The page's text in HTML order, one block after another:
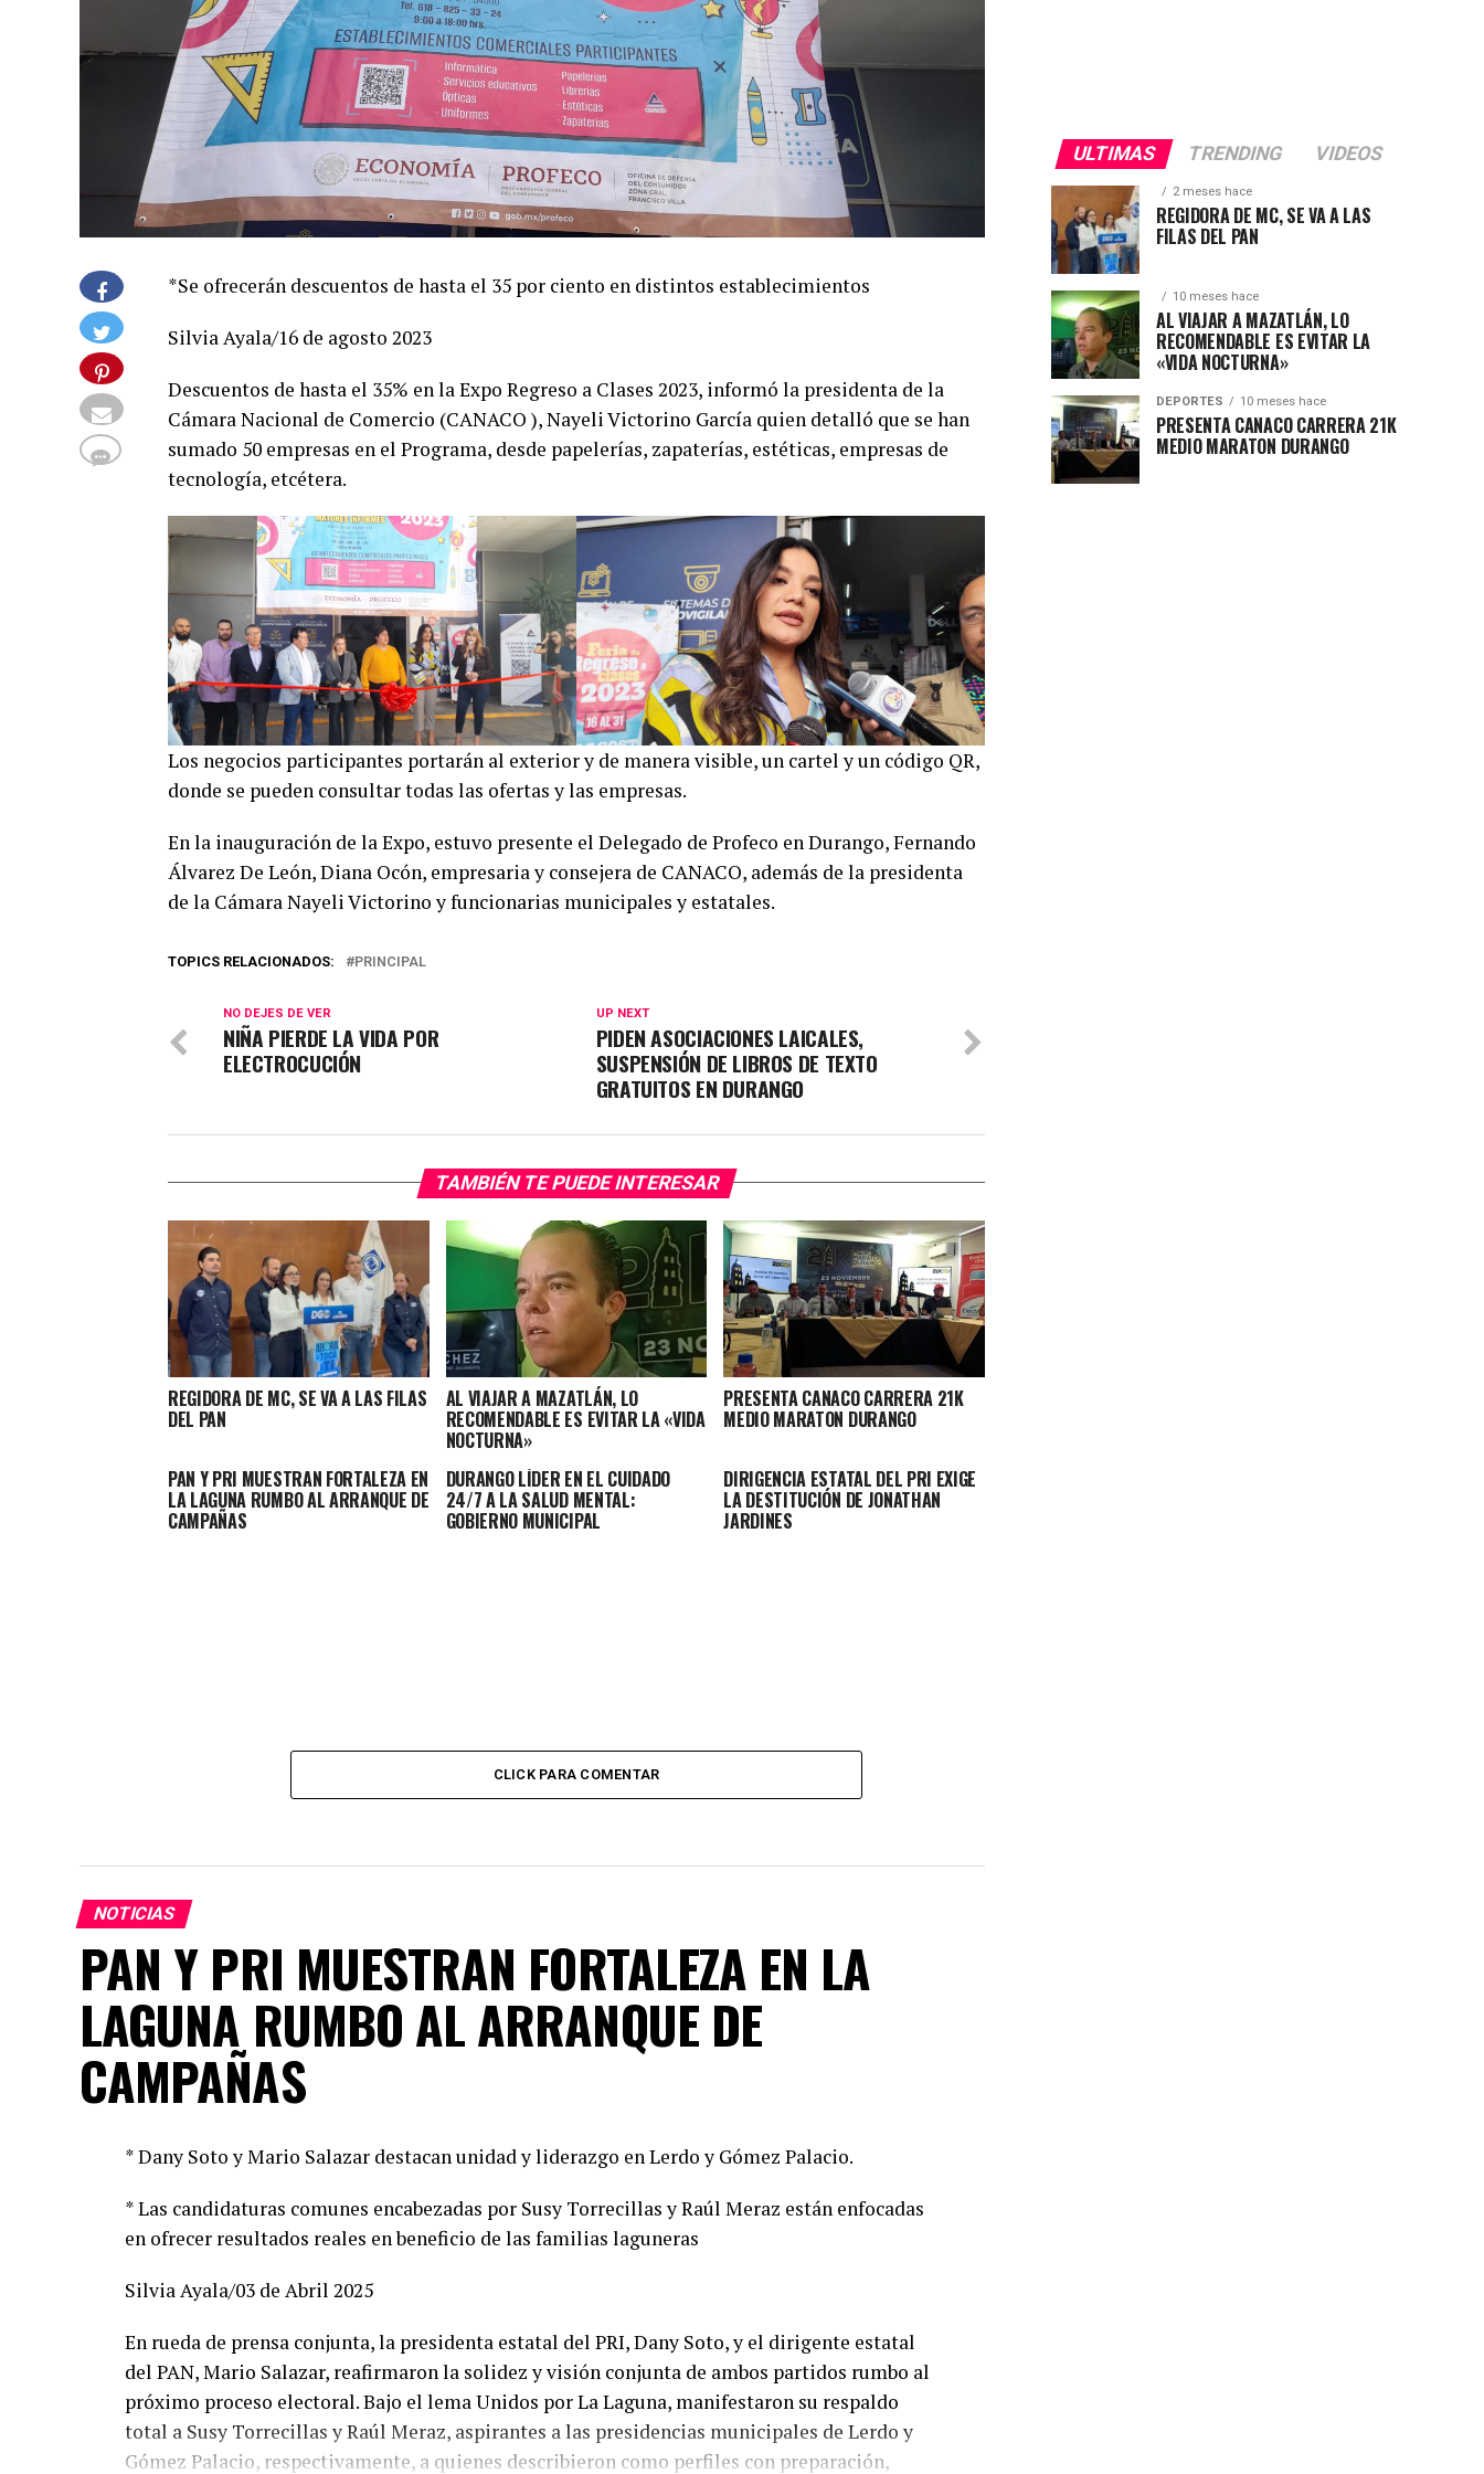
*Se ofrecerán descuentos de hasta el 35 por ciento en distintos establecimientos
Silvia Ayala/16 de agosto 2023
Descuentos de hasta el 35% en la Expo Regreso a Clases 2023, informó la presidenta de la
Cámara Nacional de Comercio (CANACO ), Nayeli Victorino García quien detalló que se han
sumado 50 empresas en el Programa, desde papelerías, zapaterías, estéticas, empresas de
tecnología, etcétera.
Los negocios participantes portarán al exterior y de manera visible, un cartel y un código QR,
donde se pueden consultar todas las ofertas y las empresas.
En la inauguración de la Expo, estuvo presente el Delegado de Profeco en Durango, Fernando
Álvarez De León, Diana Ocón, empresaria y consejera de CANACO, además de la presidenta
de la Cámara Nayeli Victorino y funcionarias municipales y estatales.
TOPICS RELACIONADOS: PRINCIPAL
UP NEXT
PIDEN ASOCIACIONES LAICALES,
SUSPENSIÓN DE LIBROS DE TEXTO
GRATUITOS EN DURANGO
NO DEJES DE VER
NIÑA PIERDE LA VIDA POR
ELECTROCUCIÓN
TAMBIÉN TE PUEDE INTERESAR
REGIDORA DE MC, SE VA A LAS FILAS
DEL PAN
AL VIAJAR A MAZATLÁN, LO
RECOMENDABLE ES EVITAR LA «VIDA
NOCTURNA»
PRESENTA CANACO CARRERA 21K
MEDIO MARATON DURANGO
PAN Y PRI MUESTRAN FORTALEZA EN
LA LAGUNA RUMBO AL ARRANQUE DE
CAMPAÑAS
DURANGO LÍDER EN EL CUIDADO
24/7 A LA SALUD MENTAL:
GOBIERNO MUNICIPAL
DIRIGENCIA ESTATAL DEL PRI EXIGE
LA DESTITUCIÓN DE JONATHAN
JARDINES
CLICK PARA COMENTAR
NOTICIAS
PAN Y PRI MUESTRAN FORTALEZA EN LA
LAGUNA RUMBO AL ARRANQUE DE
CAMPAÑAS
* Dany Soto y Mario Salazar destacan unidad y liderazgo en Lerdo y Gómez Palacio.
* Las candidaturas comunes encabezadas por Susy Torrecillas y Raúl Meraz están enfocadas
en ofrecer resultados reales en beneficio de las familias laguneras
Silvia Ayala/03 de Abril 2025
En rueda de prensa conjunta, la presidenta estatal del PRI, Dany Soto, y el dirigente estatal
del PAN, Mario Salazar, reafirmaron la solidez y visión conjunta de ambos partidos rumbo al
próximo proceso electoral. Bajo el lema Unidos por La Laguna, manifestaron su respaldo
total a Susy Torrecillas y Raúl Meraz, aspirantes a las presidencias municipales de Lerdo y
Gómez Palacio, respectivamente, a quienes describieron como perfiles con preparación,
ULTIMAS TRENDING VIDEOS
2 meses hace
REGIDORA DE MC, SE VA A LAS
FILAS DEL PAN
10 meses hace
AL VIAJAR A MAZATLÁN, LO
RECOMENDABLE ES EVITAR LA
«VIDA NOCTURNA»
DEPORTES 10 meses hace
PRESENTA CANACO CARRERA 21K
MEDIO MARATON DURANGO